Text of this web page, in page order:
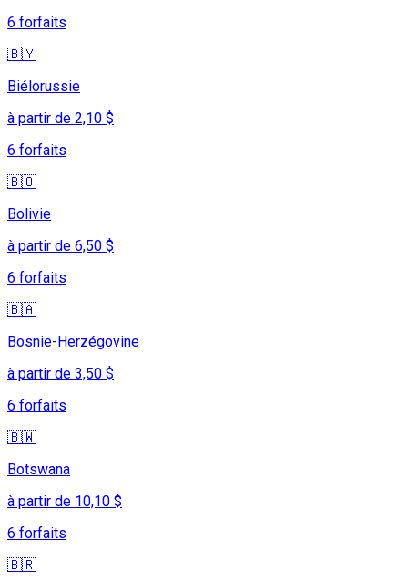
6 forfaits
🇧🇾
Biélorussie
à partir de 2,10 $
6 forfaits
🇧🇴
Bolivie
à partir de 6,50 $
6 forfaits
🇧🇦
Bosnie-Herzégovine
à partir de 3,50 $
6 forfaits
🇧🇼
Botswana
à partir de 10,10 $
6 forfaits
🇧🇷